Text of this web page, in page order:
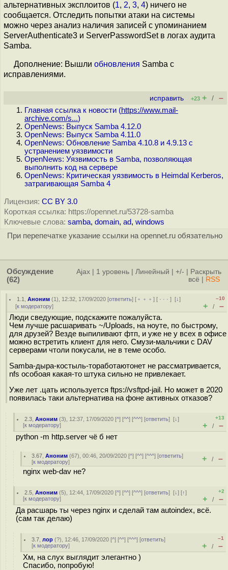
альтернативных эксплоитов (1, 2, 3, 4) ничего не
сообщается. Отследить попытки атаки на системы
можно через анализ наличия записей с упоминанием
ServerAuthenticate3 и ServerPasswordSet в логах аудита
Samba.
Дополнение: Вышли обновления Samba с
исправлениями.
исправить +23 + / –
Главная ссылка к новости (https://www.mail-
archive.com/s...)
OpenNews: Выпуск Samba 4.12.0
OpenNews: Выпуск Samba 4.11.0
OpenNews: Обновление Samba 4.10.8 и 4.9.13 с
устранением уязвимости
OpenNews: Уязвимость в Samba, позволяющая
выполнить код на сервере
OpenNews: Критическая уязвимость в Heimdal Kerberos,
затрагивающая Samba 4
Лицензия: CC BY 3.0
Короткая ссылка: https://opennet.ru/53728-samba
Ключевые слова: samba, domain, ad, windows
При перепечатке указание ссылки на opennet.ru обязательно
Обсуждение
(62)
Ajax 1 уровень Линейный +/-
Раскрыть
всё
RSS
1.1 ,Аноним (1), 12:32, 17/09/2020 [ответить] [ ﹢﹢﹢] [ · · ·][↓]
[к модератору]
–10
+ / –
Люди сведующие, подскажите пожалуйста.
Чем лучше расшаривать ~/Uploads, на ноуте, по быстрому,
для друзей? Везде выпиливают фтп, и уже не у всех в офисе
можно встретить клиент для него. Смузи-мальчики с DAV
серверами чтоли покусали, не в теме особо.
Samba-дыра-костыль-тоработаютонет не рассматривается,
nfs особоая какая-то штука сильно не привлекает.
Уже лет .цать используется ftps://vsftpd-jail. Но может в 2020
появилась таки альтернатива на фоне активных отказов?
2.3 ,Аноним (3), 12:37, 17/09/2020 [^] [^^] [^^^] [ответить][↓]
[к модератору]
+13
+ / –
python -m http.server чё б нет
3.67 ,Аноним (67), 00:46, 20/09/2020 [^] [^^] [^^^] [ответить]
[к модератору] + / –
nginx web-dav не?
2.5 ,Аноним (5), 12:44, 17/09/2020 [^] [^^] [^^^] [ответить][↓] [↑]
[к модератору]
+2
+ / –
Да расшарь ты через nginx и сделай там autoindex, всё.
(сам так делаю)
3.7 ,лор (?), 12:46, 17/09/2020 [^] [^^] [^^^] [ответить]
[к модератору]
–1
+ / –
Хм, на слух выглядит элегантно )
Спасибо, попробую!